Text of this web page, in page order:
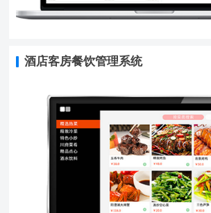
酒店客房餐饮管理系统